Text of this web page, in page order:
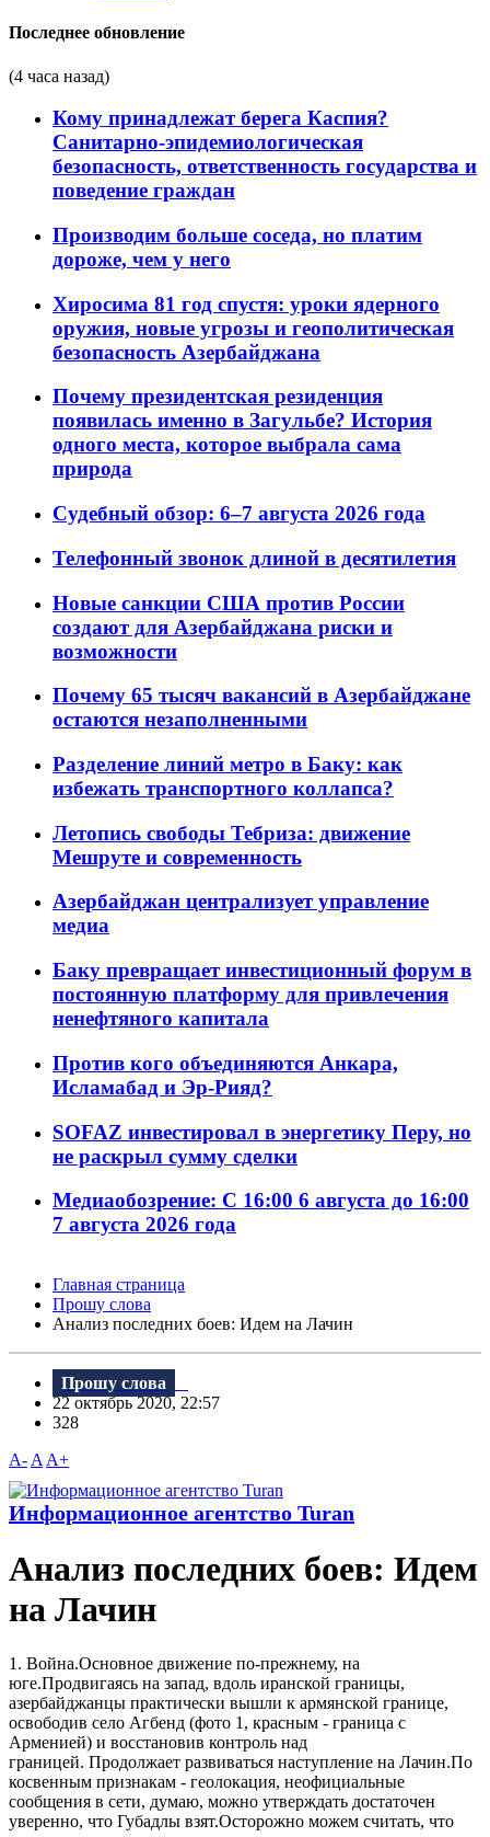
Последнее обновление
(4 часа назад)
Кому принадлежат берега Каспия?
Санитарно-эпидемиологическая
безопасность, ответственность государства и
поведение граждан
Производим больше соседа, но платим
дороже, чем у него
Хиросима 81 год спустя: уроки ядерного
оружия, новые угрозы и геополитическая
безопасность Азербайджана
Почему президентская резиденция
появилась именно в Загульбе? История
одного места, которое выбрала сама
природа
Судебный обзор: 6–7 августа 2026 года
Телефонный звонок длиной в десятилетия
Новые санкции США против России
создают для Азербайджана риски и
возможности
Почему 65 тысяч вакансий в Азербайджане
остаются незаполненными
Разделение линий метро в Баку: как
избежать транспортного коллапса?
Летопись свободы Тебриза: движение
Мешруте и современность
Азербайджан централизует управление
медиа
Баку превращает инвестиционный форум в
постоянную платформу для привлечения
ненефтяного капитала
Против кого объединяются Анкара,
Исламабад и Эр-Рияд?
SOFAZ инвестировал в энергетику Перу, но
не раскрыл сумму сделки
Медиаобозрение: С 16:00 6 августа до 16:00
7 августа 2026 года
Главная страница
Прошу слова
Анализ последних боев: Идем на Лачин
Прошу слова
22 октябрь 2020, 22:57
328
A- A A+
Информационное агентство Turan
Анализ последних боев: Идем
на Лачин
1. Война.Основное движение по-прежнему, на
юге.Продвигаясь на запад, вдоль иранской границы,
азербайджанцы практически вышли к армянской границе,
освободив село Агбенд (фото 1, красным - граница с
Арменией) и восстановив контроль над
границей. Продолжает развиваться наступление на Лачин.По
косвенным признакам - геолокация, неофициальные
сообщения в сети, думаю, можно утверждать достаточен
уверенно, что Губадлы взят.Осторожно можем считать, что